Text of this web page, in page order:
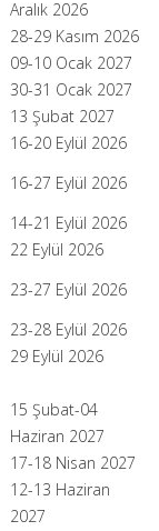
Aralık 2026
28-29 Kasım 2026
09-10 Ocak 2027
30-31 Ocak 2027
13 Şubat 2027
16-20 Eylül 2026
16-27 Eylül 2026
14-21 Eylül 2026
22 Eylül 2026
23-27 Eylül 2026
23-28 Eylül 2026
29 Eylül 2026
15 Şubat-04
Haziran 2027
17-18 Nisan 2027
12-13 Haziran
2027